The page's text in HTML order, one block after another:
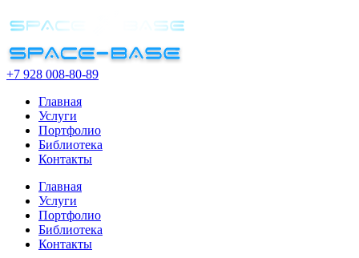
+7 928 008-80-89
Главная
Услуги
Портфолио
Библиотека
Контакты
Главная
Услуги
Портфолио
Библиотека
Контакты